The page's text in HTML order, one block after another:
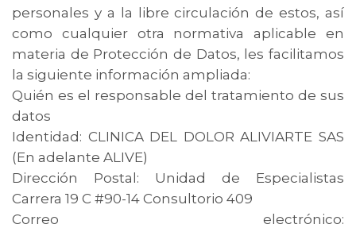
personales y a la libre circulación de estos, así
como cualquier otra normativa aplicable en
materia de Protección de Datos, les facilitamos
la siguiente información ampliada:
Quién es el responsable del tratamiento de sus
datos
Identidad: CLINICA DEL DOLOR ALIVIARTE SAS
(En adelante ALIVE)
Dirección Postal: Unidad de Especialistas
Carrera 19 C #90-14 Consultorio 409
Correo electrónico: